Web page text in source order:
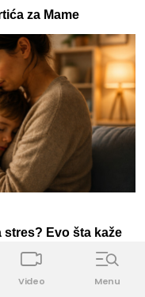
za Mame
stres? Evo šta kaže
Video Menu